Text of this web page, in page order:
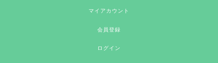
マイアカウント
会員登録
ログイン